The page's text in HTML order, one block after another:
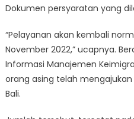
Dokumen persyaratan yang
“Pelayanan akan kembali
November 2022,” ucapnya.
Informasi Manajemen
orang asing telah
Bali.